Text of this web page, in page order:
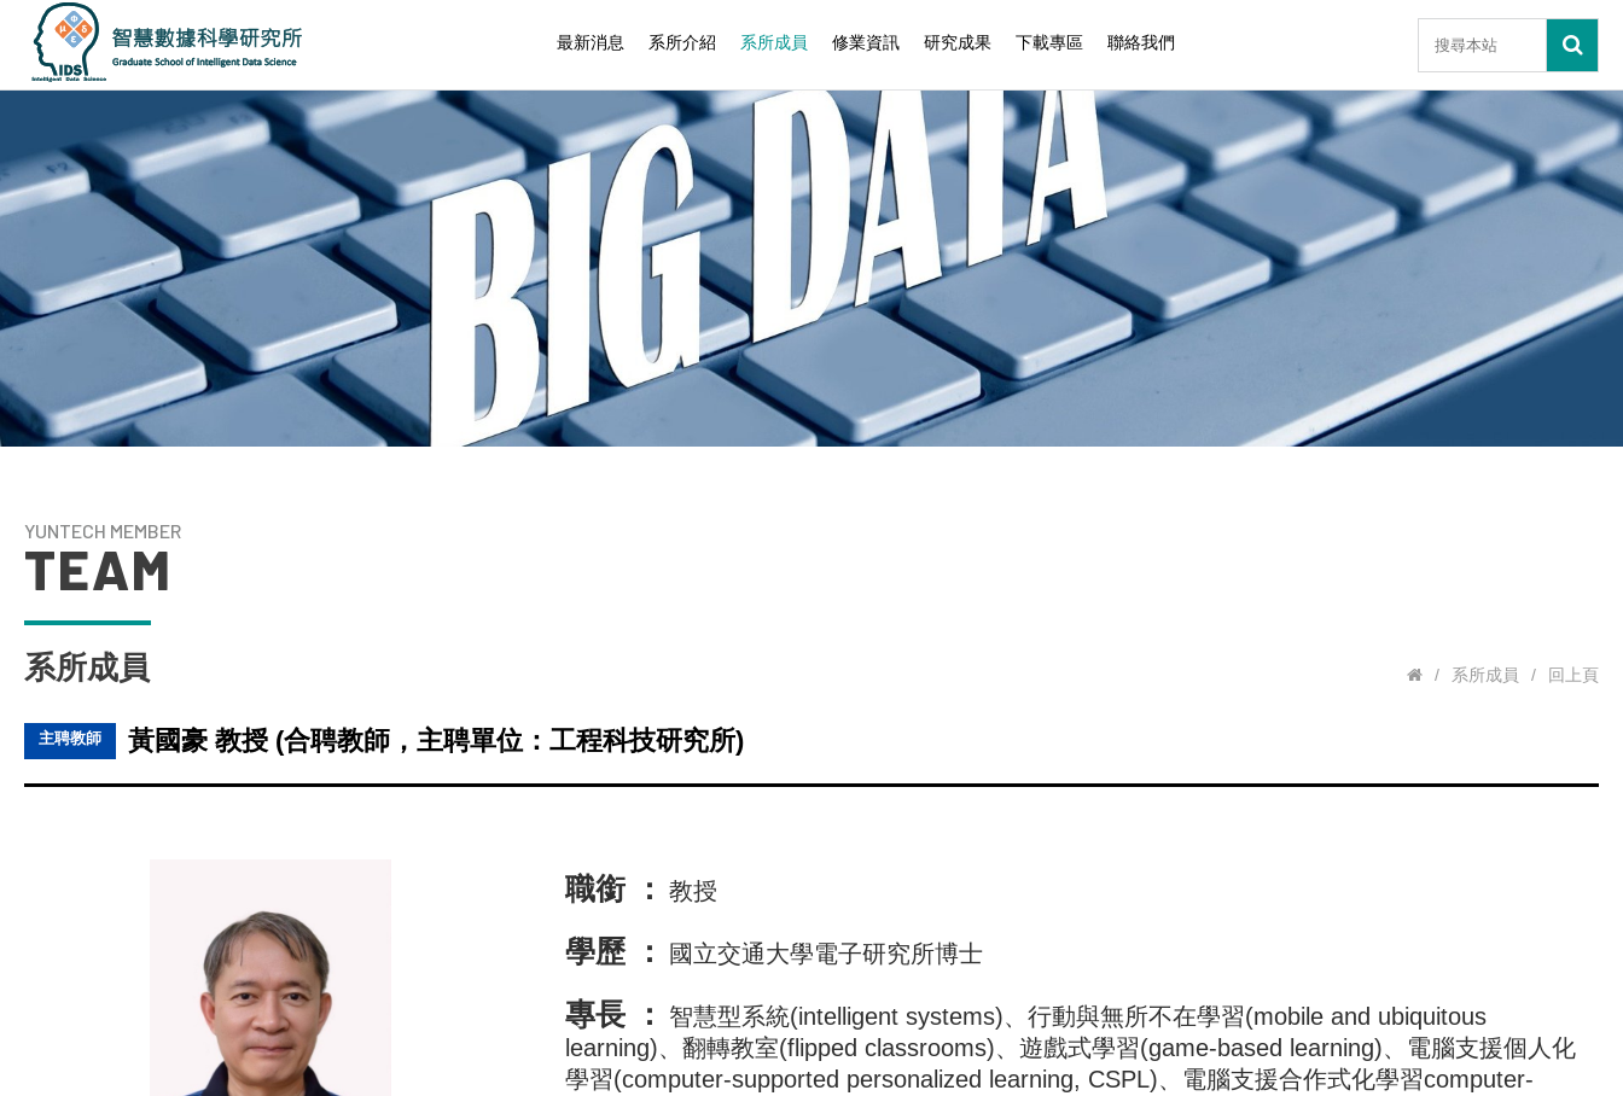
國
立
雲
林
科
技
大
學
據
科
學
研
所
最新消息 系所介紹 系所成員 修業資訊 研究成果 下載專區 聯絡我們
YUNTECH MEMBER
TEAM
系所成員 / 系所成員 / 回上頁
主聘教師 黃國豪 教授 (合聘教師，主聘單位：工程科技研究所)
職銜 ： 教授
學歷 ： 國立交通大學電子研究所博士
專長 ：
智慧型系統(intelligent systems)、行動與無所不在學習(mobile and ubiquitous
learning)、翻轉教室(flipped classrooms)、遊戲式學習(game-based learning)、電腦支援個人化
學習(computer-supported personalized learning, CSPL)、電腦支援合作式化學習computer-